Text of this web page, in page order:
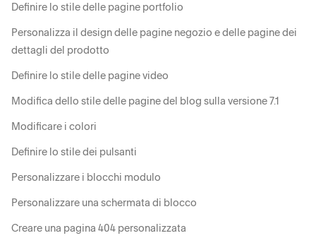
Definire lo stile delle pagine portfolio
Personalizza il design delle pagine negozio e delle pagine dei
dettagli del prodotto
Definire lo stile delle pagine video
Modifica dello stile delle pagine del blog sulla versione 7.1
Modificare i colori
Definire lo stile dei pulsanti
Personalizzare i blocchi modulo
Personalizzare una schermata di blocco
Creare una pagina 404 personalizzata